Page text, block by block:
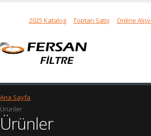
2025 Katalog Toptan Satış Online
Ana Sayfa
Ürünler
Ürünler